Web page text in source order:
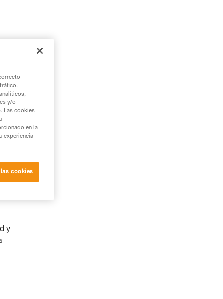
y
y/o
Las cookies
en la
experiencia
cookies